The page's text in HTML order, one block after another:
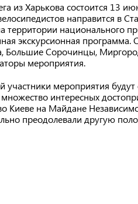
из Харькова состоится 13
направится в
территории национального
экскурсионная
Большие Сорочинцы,
мероприятия.
участники мероприятия
интересных
Киеве на Майдане
преодолевали другую